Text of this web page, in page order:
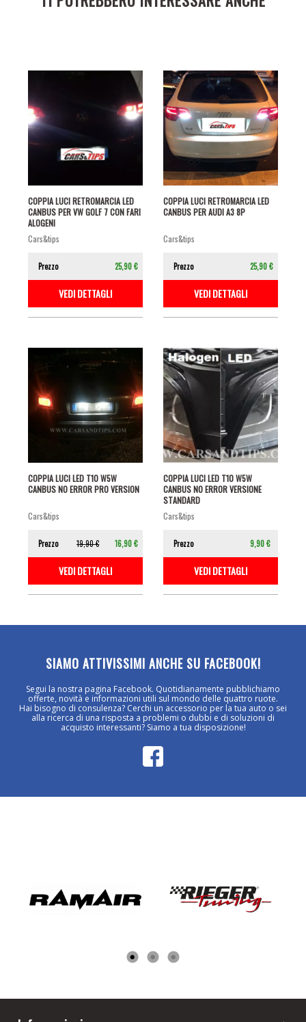
COPPIA LUCI RETROMARCIA LED
CANBUS PER VW GOLF 7 CON FARI
ALOGENI
cars&tips
Prezzo 25,90 €
VEDI DETTAGLI
COPPIA LUCI RETROMARCIA LED
CANBUS PER AUDI A3 8P
cars&tips
Prezzo 25,90 €
VEDI DETTAGLI
COPPIA LUCI LED T10 W5W
CANBUS NO ERROR PRO VERSION
cars&tips
Prezzo 19,90 € 16,90 €
VEDI DETTAGLI
COPPIA LUCI LED T10 W5W
CANBUS NO ERROR VERSIONE
STANDARD
cars&tips
Prezzo 9,90 €
VEDI DETTAGLI
SIAMO ATTIVISSIMI ANCHE SU FACEBOOK!
Segui la nostra pagina Facebook. Quotidianamente pubblichiamo
offerte, novità e informazioni utili sul mondo delle quattro ruote.
Hai bisogno di consulenza? Cerchi un accessorio per la tua auto o sei
alla ricerca di una risposta a problemi o dubbi e di soluzioni di
acquisto interessanti? Siamo a tua disposizione!